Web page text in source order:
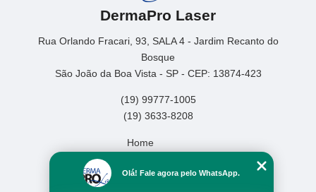
DermaPro Laser
Rua Orlando Fracari, 93, SALA 4 - Jardim Recanto do
Bosque
São João da Boa Vista - SP - CEP: 13874-423
(19) 99777-1005
(19) 3633-8208
Home
Missão
Olá! Fale agora pelo WhatsApp.